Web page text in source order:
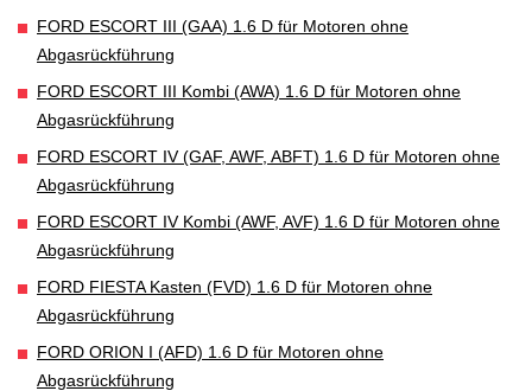
FORD ESCORT III (GAA) 1.6 D für Motoren ohne
Abgasrückführung
FORD ESCORT III Kombi (AWA) 1.6 D für Motoren ohne
Abgasrückführung
FORD ESCORT IV (GAF, AWF, ABFT) 1.6 D für Motoren ohne
Abgasrückführung
FORD ESCORT IV Kombi (AWF, AVF) 1.6 D für Motoren ohne
Abgasrückführung
FORD FIESTA Kasten (FVD) 1.6 D für Motoren ohne
Abgasrückführung
FORD ORION I (AFD) 1.6 D für Motoren ohne
Abgasrückführung